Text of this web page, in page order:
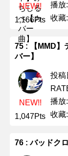
NEW!!
1,166Pts
播放
收藏
75 : 【MMD】
バー】
NEW!!
1,047Pts
投稿
播放
收藏
76 : バッドク